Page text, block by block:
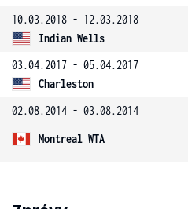
10.03.2018 - 12.03.2018
Indian Wells
03.04.2017 - 05.04.2017
Charleston
02.08.2014 - 03.08.2014
Montreal WTA